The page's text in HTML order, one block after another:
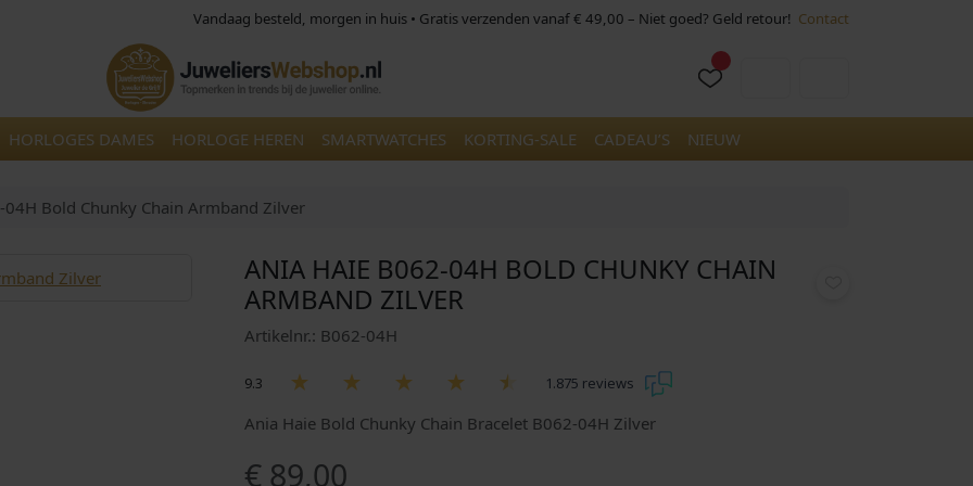
Vandaag besteld, morgen in huis • Gratis verzenden vanaf € 49,00 – Niet goed? Geld retour! Contact
HORLOGES DAMES HORLOGE HEREN SMARTWATCHES KORTING-SALE CADEAU’S NIEUW
04H Bold Chunky Chain Armband Zilver
ANIA HAIE B062-04H BOLD CHUNKY CHAIN
ARMBAND ZILVER
Artikelnr.: B062-04H
9.3 1.875 reviews
Ania Haie Bold Chunky Chain Bracelet B062-04H Zilver
€ 89,00